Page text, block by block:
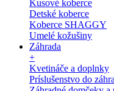
Kusové koberce
Detské koberce
Koberce SHAGGY
Umelé kožušiny
Záhrada
+
Kvetináče a doplnky
Príslušenstvo do